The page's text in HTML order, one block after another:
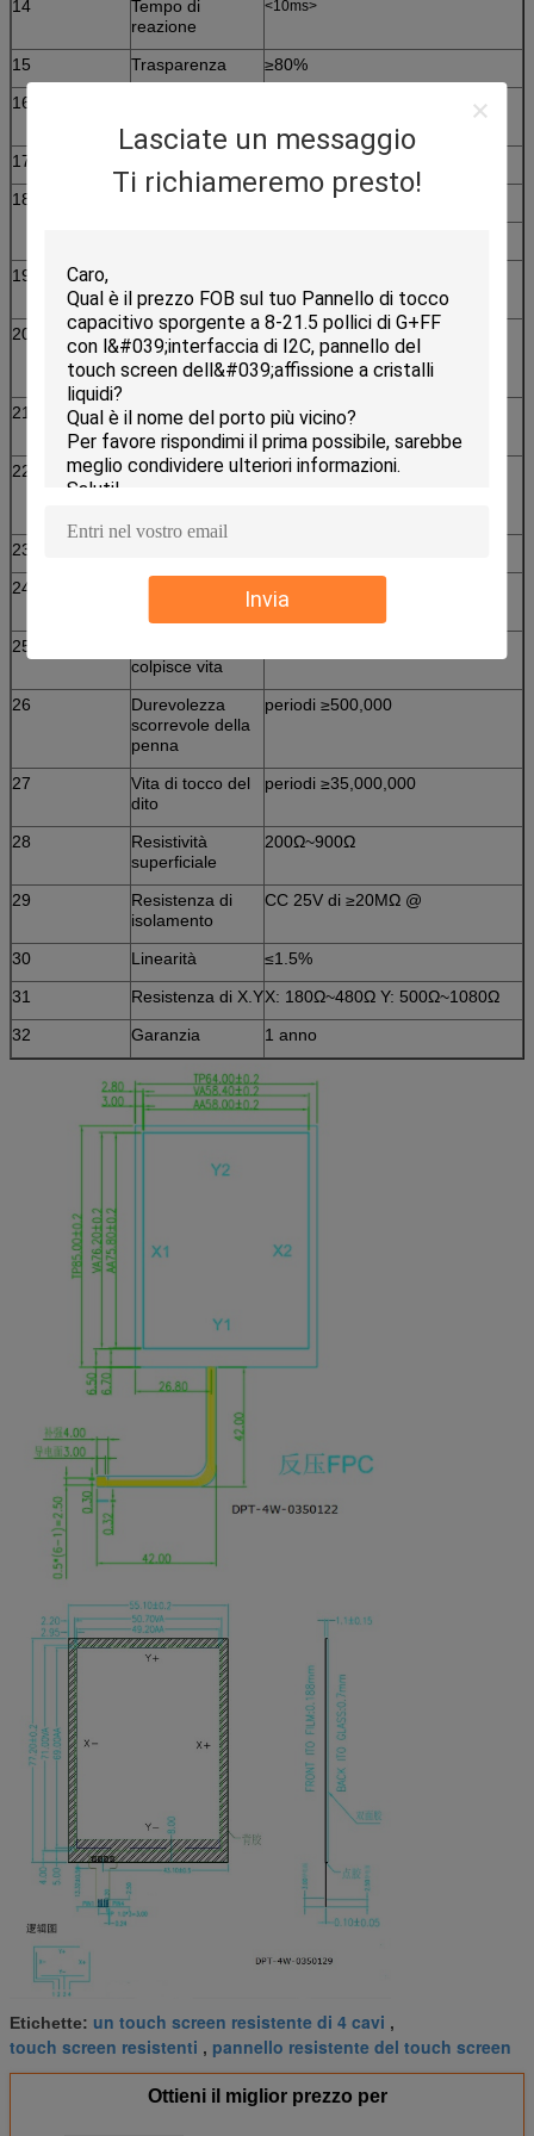
Lasciate un messaggio
Ti richiameremo presto!
Invia
14
Tempo di
reazione
<10ms>
15 Trasparenza
≥80%
16
17
18
Vetro di ITO: 1.8mm
19
della luce
20 Durevolezza
senza graffio; Più di 50.000.000
tocchi in una posizione senza
guasto
21
Driver disponibili
Windows 2000, Windows XP,
Windows NT, Linux, mackintosh
22
Disposizione di
Rivestimento duro di
23
24
Luogo di lavoro
Nell'ambito di luce solare,
dell'interno ed all'aperto
25
colpisce vita
26
Durevolezza
scorrevole della
penna
periodi ≥500,000
27
Vita di tocco del
dito
periodi ≥35,000,000
28
Resistività
superficiale
200Ω~900Ω
29
Resistenza di
isolamento
CC 25V di ≥20MΩ @
30 Linearità
≤1.5%
31
Resistenza di X.YX: 180Ω~480Ω Y: 500Ω~1080Ω
32
Garanzia 1 anno
Etichette: un touch screen resistente di 4 cavi ,
touch screen resistenti , pannello resistente del touch screen
Ottieni il miglior prezzo per